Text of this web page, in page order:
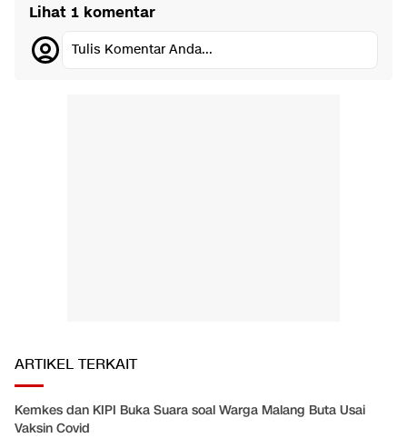
Lihat 1 komentar
Tulis Komentar Anda...
ARTIKEL TERKAIT
Kemkes dan KIPI Buka Suara soal Warga Malang Buta Usai
Vaksin Covid